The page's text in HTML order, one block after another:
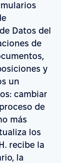
Datos del
de
y
un
cambiar
de
más
los
recibe la
la